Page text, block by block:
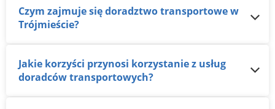
Czym zajmuje się doradztwo transportowe w
Trójmieście?
Jakie korzyści przynosi korzystanie z usług
doradców transportowych?